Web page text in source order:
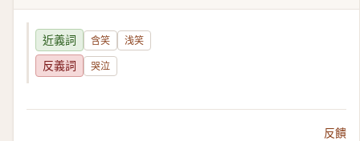
近義詞 含笑 浅笑
反義詞 哭泣
反饋